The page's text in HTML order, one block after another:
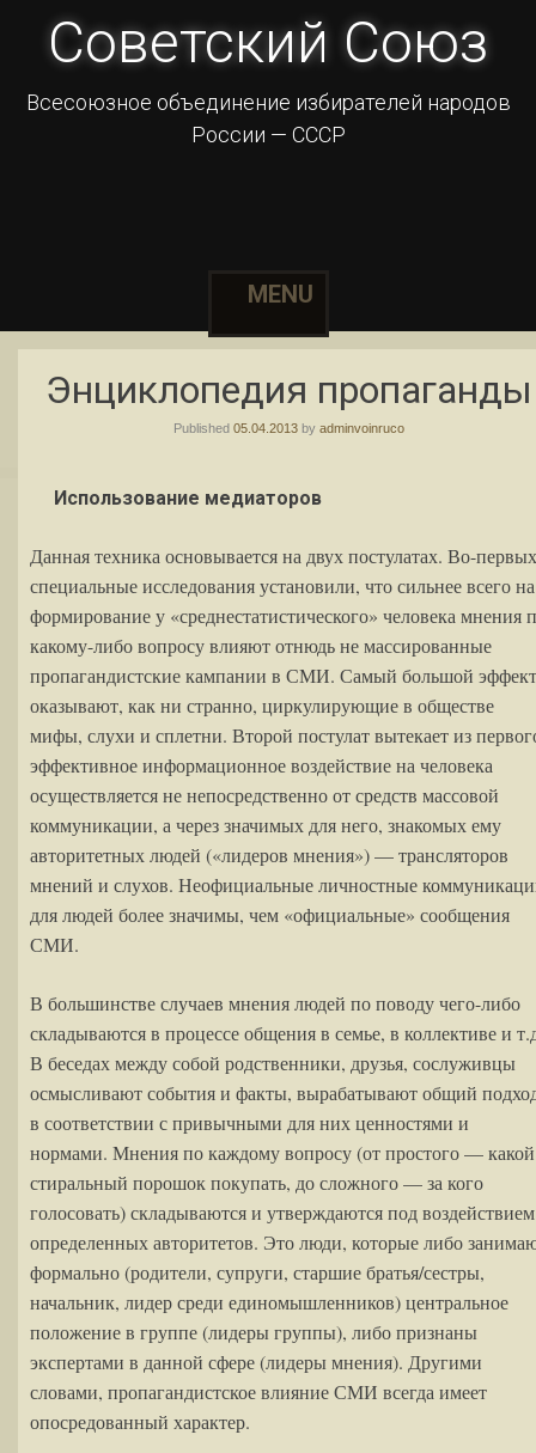
Советский Союз
Всесоюзное объединение избирателей народов
России — СССР
MENU
Skip to content
Энциклопедия пропаганды
Published05.04.2013 byadminvoinruco
Использование медиаторов
Данная техника основывается на двух постулатах. Во-
специальные исследования установили, что сильнее всего на
формирование у «среднестатистического» человека мнения
какому-либо вопросу влияют отнюдь не массированные
пропагандистские кампании в СМИ. Самый большой эффект
оказывают, как ни странно, циркулирующие в обществе
мифы, слухи и сплетни. Второй постулат вытекает из
эффективное информационное воздействие на человека
осуществляется не непосредственно от средств массовой
коммуникации, а через значимых для него, знакомых ему
авторитетных людей («лидеров мнения») — трансляторов
мнений и слухов. Неофициальные личностные
для людей более значимы, чем «официальные» сообщения
СМИ.
В большинстве случаев мнения людей по поводу чего-либо
складываются в процессе общения в семье, в коллективе и
В беседах между собой родственники, друзья, сослуживцы
осмысливают события и факты, вырабатывают общий
в соответствии с привычными для них ценностями и
нормами. Мнения по каждому вопросу (от простого — какой
стиральный порошок покупать, до сложного — за кого
голосовать) складываются и утверждаются под воздействием
определенных авторитетов. Это люди, которые либо
формально (родители, супруги, старшие братья/сестры,
начальник, лидер среди единомышленников) центральное
положение в группе (лидеры группы), либо признаны
экспертами в данной сфере (лидеры мнения). Другими
словами, пропагандистское влияние СМИ всегда имеет
опосредованный характер.